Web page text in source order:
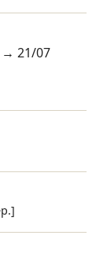
→21/07